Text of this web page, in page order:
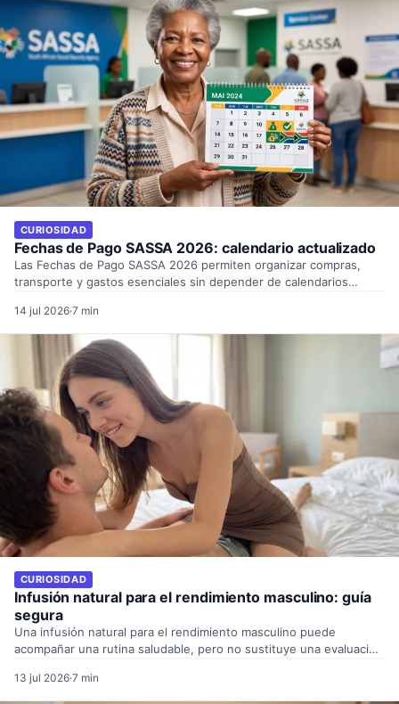
CURIOSIDAD
Fechas de Pago SASSA 2026: calendario actualizado
Las Fechas de Pago SASSA 2026 permiten organizar compras,
transporte y gastos esenciales sin depender de calendarios
14 jul 2026·7 min
CURIOSIDAD
Infusión natural para el rendimiento masculino: guía
segura
Una infusión natural para el rendimiento masculino puede
acompañar una rutina saludable, pero no sustituye una evaluación
13 jul 2026·7 min